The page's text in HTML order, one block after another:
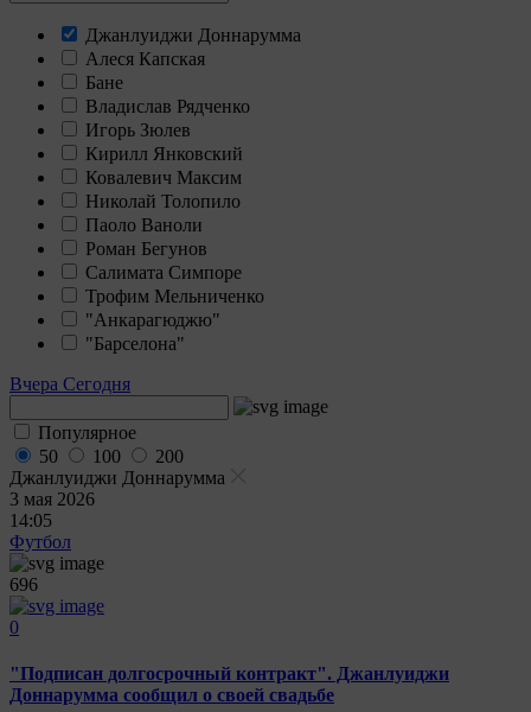
Джанлуиджи Доннарумма
Алеся Капская
Бане
Владислав Рядченко
Игорь Зюлев
Кирилл Янковский
Ковалевич Максим
Николай Толопило
Паоло Ваноли
Роман Бегунов
Салимата Симпоре
Трофим Мельниченко
"Анкарагюджю"
"Барселона"
Вчера Сегодня
Популярное
50
100
200
Джанлуиджи Доннарумма
3 мая 2026
14:05
Футбол
696
0
"Подписан долгосрочный контракт". Джанлуиджи
Доннарумма сообщил о своей свадьбе